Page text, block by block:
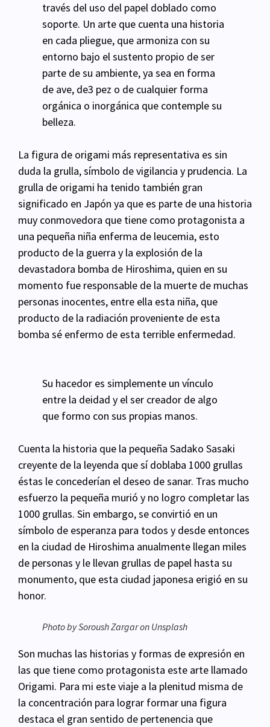
través del uso del papel doblado como
soporte. Un arte que cuenta una historia
en cada pliegue, que armoniza con su
entorno bajo el sustento propio de ser
parte de su ambiente, ya sea en forma
de ave, de3 pez o de cualquier forma
orgánica o inorgánica que contemple su
belleza.
La figura de origami más representativa es sin
duda la grulla, símbolo de vigilancia y prudencia. La
grulla de origami ha tenido también gran
significado en Japón ya que es parte de una historia
muy conmovedora que tiene como protagonista a
una pequeña niña enferma de leucemia, esto
producto de la guerra y la explosión de la
devastadora bomba de Hiroshima, quien en su
momento fue responsable de la muerte de muchas
personas inocentes, entre ella esta niña, que
producto de la radiación proveniente de esta
bomba sé enfermo de esta terrible enfermedad.
Su hacedor es simplemente un vínculo
entre la deidad y el ser creador de algo
que formo con sus propias manos.
Cuenta la historia que la pequeña Sadako Sasaki
creyente de la leyenda que sí doblaba 1000 grullas
éstas le concederían el deseo de sanar. Tras mucho
esfuerzo la pequeña murió y no logro completar las
1000 grullas. Sin embargo, se convirtió en un
símbolo de esperanza para todos y desde entonces
en la ciudad de Hiroshima anualmente llegan miles
de personas y le llevan grullas de papel hasta su
monumento, que esta ciudad japonesa erigió en su
honor.
Photo by Soroush Zargar on Unsplash
Son muchas las historias y formas de expresión en
las que tiene como protagonista este arte llamado
Origami. Para mi este viaje a la plenitud misma de
la concentración para lograr formar una figura
destaca el gran sentido de pertenencia que